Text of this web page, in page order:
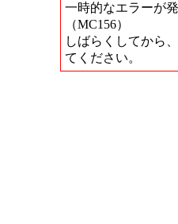
一時的なエラーが
（MC156）
しばらくしてから
てください。